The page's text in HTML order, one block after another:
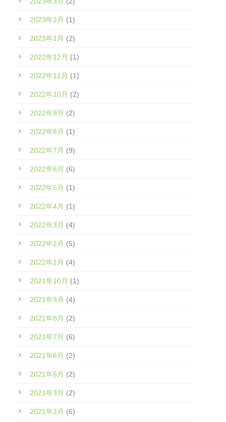
2023年2月 (1)
2023年1月 (2)
2022年12月 (1)
2022年11月 (1)
2022年10月 (2)
2022年9月 (2)
2022年8月 (1)
2022年7月 (9)
2022年6月 (6)
2022年5月 (1)
2022年4月 (1)
2022年3月 (4)
2022年2月 (5)
2022年1月 (4)
2021年10月 (1)
2021年9月 (4)
2021年8月 (2)
2021年7月 (6)
2021年6月 (2)
2021年5月 (2)
2021年3月 (2)
2021年2月 (6)